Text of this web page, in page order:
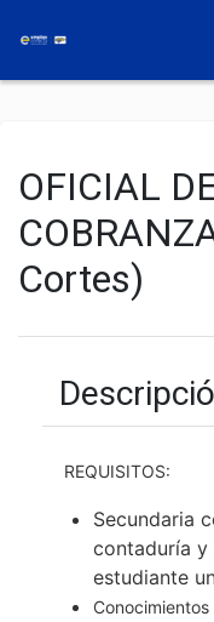
OFICIAL DE CREDITOS Y
Cortes)
REQUISITOS:
Secundaria
contaduría y
estudiante